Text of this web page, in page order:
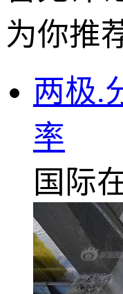
为你推
两极.
率
国际